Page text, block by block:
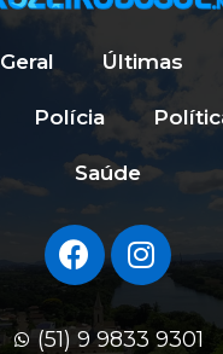
Geral Últimas
Polícia
Saúde
(51) 9 9833 9301